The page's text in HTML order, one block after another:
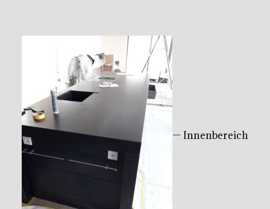
— Innenbereich